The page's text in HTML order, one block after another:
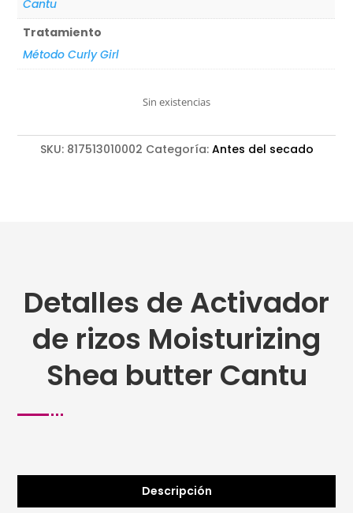
Cantu
Tratamiento
Método Curly Girl
Sin existencias
SKU: 817513010002 Categoría: Antes del secado
Detalles de Activador
de rizos Moisturizing
Shea butter Cantu
Descripción